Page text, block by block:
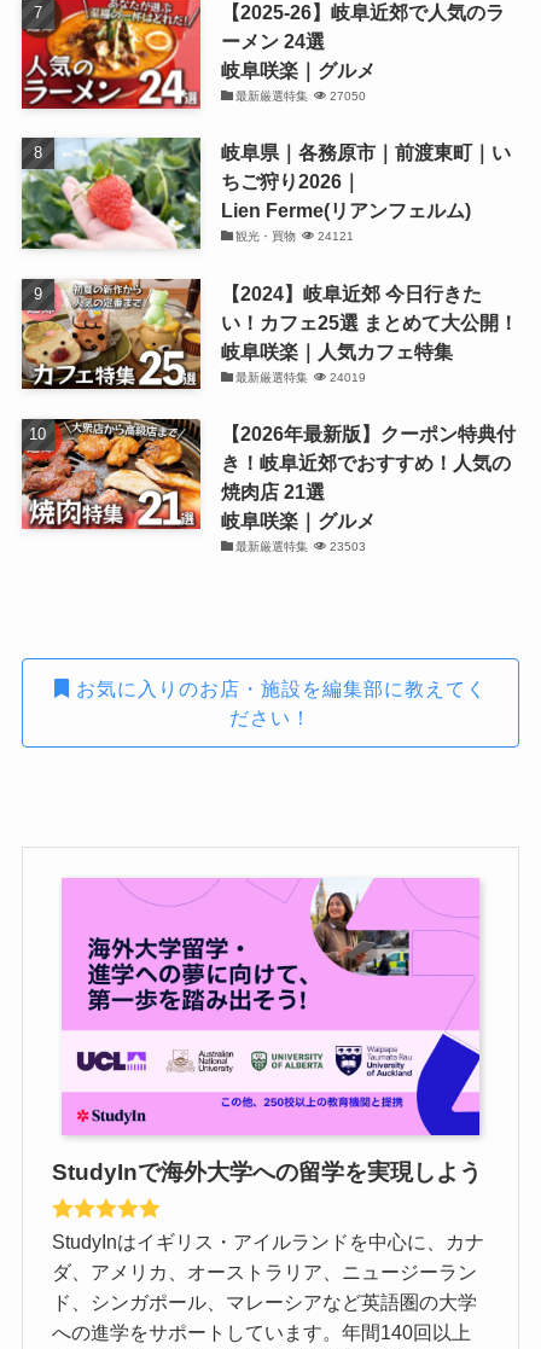
【2025-26】岐阜近郊で人気のラ
ーメン 24選
岐阜咲楽｜グルメ
最新厳選特集 27050
岐阜県｜各務原市｜前渡東町｜い
ちご狩り2026｜
Lien Ferme(リアンフェルム)
観光・買物 24121
【2024】岐阜近郊 今日行きた
い！カフェ25選 まとめて大公開！
岐阜咲楽｜人気カフェ特集
最新厳選特集 24019
【2026年最新版】クーポン特典付
き！岐阜近郊でおすすめ！人気の
焼肉店 21選
岐阜咲楽｜グルメ
最新厳選特集 23503
お気に入りのお店・施設を編集部に教えてく
ださい！
StudyInで海外大学への留学を実現しよう
StudyInはイギリス・アイルランドを中心に、カナ
ダ、アメリカ、オーストラリア、ニュージーラン
ド、シンガポール、マレーシアなど英語圏の大学
への進学をサポートしています。年間140回以上